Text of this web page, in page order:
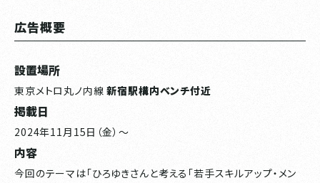
広告概要
設置場所
東京メトロ丸ノ内線新宿駅構内ベンチ付近
掲載日
2024年11月15日（金）～
内容
今回のテーマは「ひろゆきさんと考える「若手スキルアップ・メン